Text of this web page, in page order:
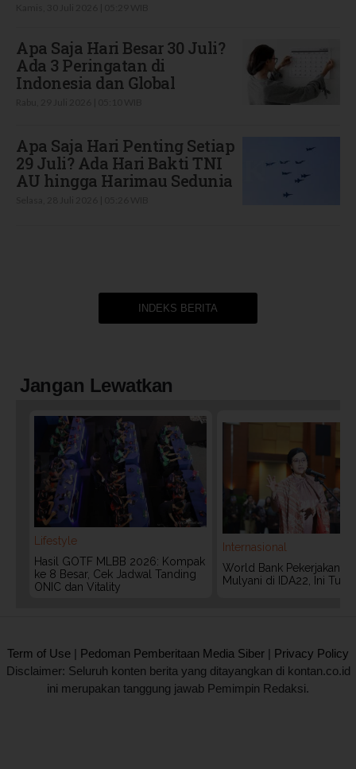
Apa Saja Hari Besar 30 Juli?
Ada 3 Peringatan di
Indonesia dan Global
Apa Saja Hari Penting Setiap
29 Juli? Ada Hari Bakti TNI
AU hingga Harimau Sedunia
INDEKS BERITA
Jangan Lewatkan
Lifestyle
Hasil GOTF MLBB 2026: Kompak
ke 8 Besar, Cek Jadwal Tanding
ONIC dan Vitality
Internasional
World Bank Pekerjakan
Mulyani di IDA22, Ini
Term of Use | Pedoman Pemberitaan Media Siber | Privacy Policy
Disclaimer: Seluruh konten berita yang ditayangkan di kontan.co.id
ini merupakan tanggung jawab Pemimpin Redaksi.